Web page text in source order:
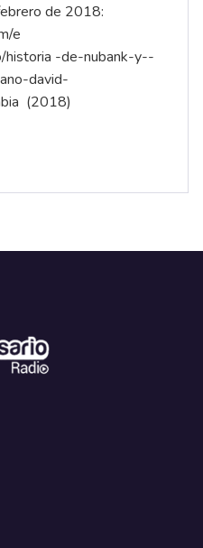
de 2018:
e
historia -­de-­nubank-­y-­
­david-
(2018)